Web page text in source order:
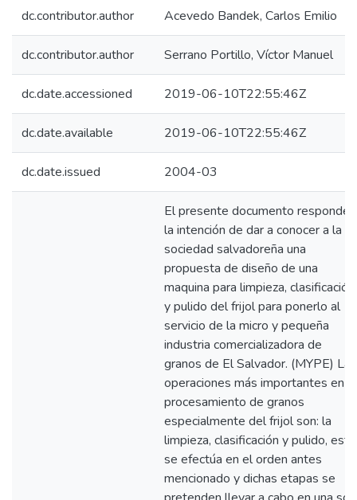
dc.contributor.author Acevedo Bandek, Carlos Emilio
dc.contributor.author Serrano Portillo, Víctor Manuel
dc.date.accessioned 2019-06-10T22:55:46Z
dc.date.available 2019-06-10T22:55:46Z
dc.date.issued 2004-03
El presente documento responde
la intención de dar a conocer a la
sociedad salvadoreña una
propuesta de diseño de una
maquina para limpieza, clasificación
y pulido del frijol para ponerlo al
servicio de la micro y pequeña
industria comercializadora de
granos de El Salvador. (MYPE) Las
operaciones más importantes en el
procesamiento de granos
especialmente del frijol son: la
limpieza, clasificación y pulido, esto
se efectúa en el orden antes
mencionado y dichas etapas se